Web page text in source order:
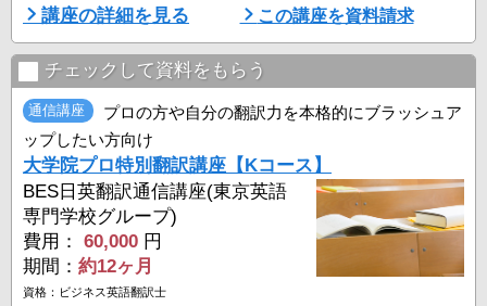
長文翻訳力、表現力を訓練する課題です。
貿易取引の多様な英語翻訳を身につけるので、専門知識として役立つ
コースです。
【特長】
課題・添削数が多いことで、存分に自分の翻訳力を知ることができま
す。
ネイティブとプロ翻訳者・英語講師・翻訳校正者など複数の先生が、
提出課題を毎回添削します。
【添削とコメント(改 ...
講座の詳細を見る この講座を資料請求
チェックして資料をもらう
通信講座
プロの方や自分の翻訳力を本格的にブラッシュア
ップしたい方向け
大学院プロ特別翻訳講座【Kコース】
BES日英翻訳通信講座(東京英語
専門学校グループ)
費用：
60,000 円
期間： 約12ヶ月
資格：ビジネス英語翻訳士